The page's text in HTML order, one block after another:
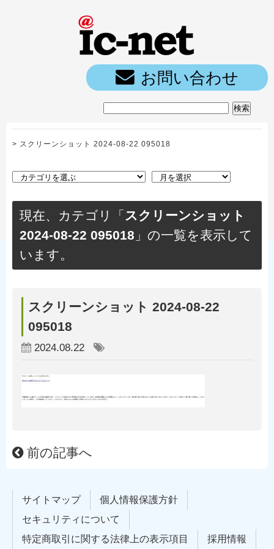
お問い合わせ
> スクリーンショット 2024-08-22 095018
現在、カテゴリ「 スクリーンショット
2024-08-22 095018 」の一覧を表示して
います。
スクリーンショット 2024-08-22
095018
2024.08.22
前の記事へ
サイトマップ
個人情報保護方針
セキュリティについて
特定商取引に関する法律上の表示項目
採用情報